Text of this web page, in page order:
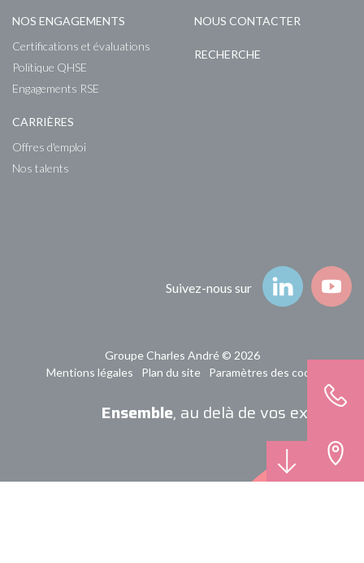
NOS ENGAGEMENTS
Certifications et évaluations
Politique QHSE
Engagements RSE
CARRIÈRES
Offres d'emploi
Nos talents
NOUS CONTACTER
RECHERCHE
Suivez-nous sur
Groupe Charles André © 2026
Mentions légales
Plan du site Paramètres des cookies
Ensemble, au delà de vos exigences